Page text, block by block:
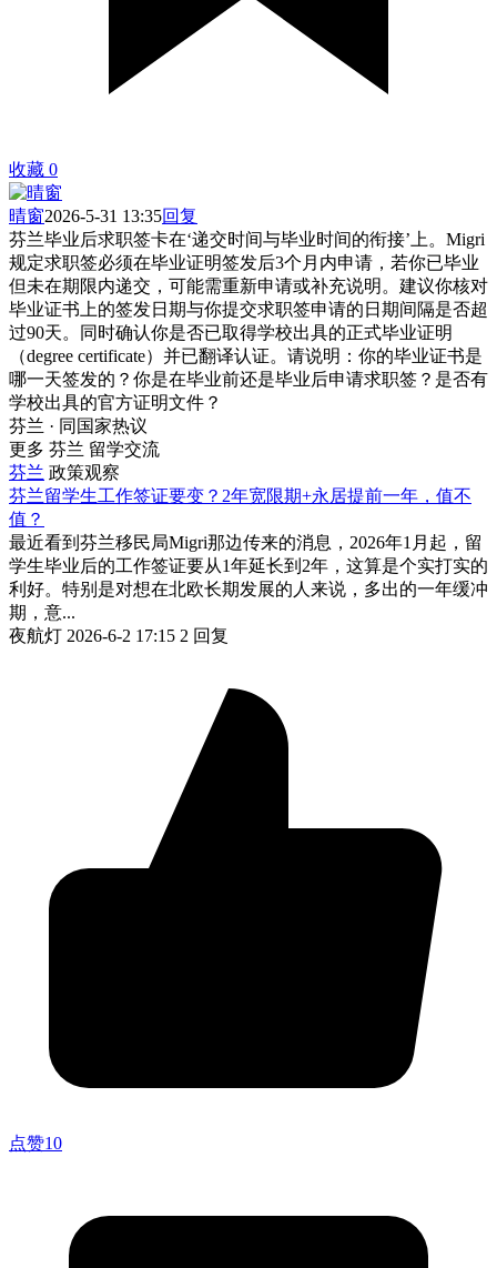
收藏 0
晴窗2026-5-31 13:35回复
芬兰毕业后求职签卡在‘递交时间与毕业时间的衔接’上。Migri
规定求职签必须在毕业证明签发后3个月内申请，若你已毕业
但未在期限内递交，可能需重新申请或补充说明。建议你核对
毕业证书上的签发日期与你提交求职签申请的日期间隔是否超
过90天。同时确认你是否已取得学校出具的正式毕业证明
（degree certificate）并已翻译认证。请说明：你的毕业证书是
哪一天签发的？你是在毕业前还是毕业后申请求职签？是否有
学校出具的官方证明文件？
芬兰 · 同国家热议
更多 芬兰 留学交流
芬兰 政策观察
芬兰留学生工作签证要变？2年宽限期+永居提前一年，值不
值？
最近看到芬兰移民局Migri那边传来的消息，2026年1月起，留
学生毕业后的工作签证要从1年延长到2年，这算是个实打实的
利好。特别是对想在北欧长期发展的人来说，多出的一年缓冲
期，意...
夜航灯 2026-6-2 17:15 2 回复
点赞10